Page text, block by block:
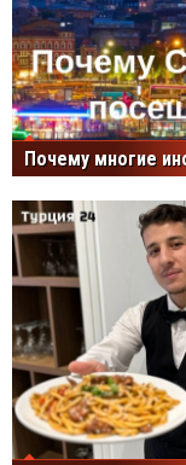
Почему многие